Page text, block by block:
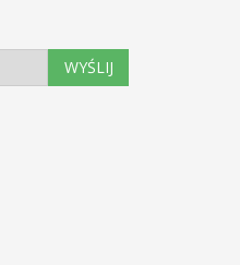
WYŚLIJ